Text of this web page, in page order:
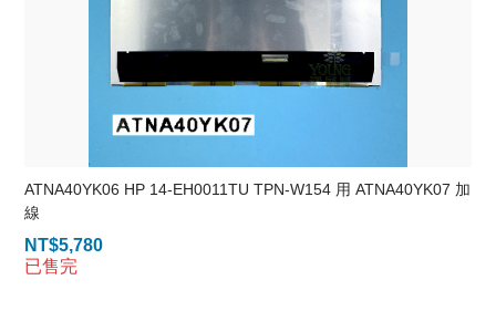
ATNA40YK06 HP 14-EH0011TU TPN-W154 用 ATNA40YK07 加
線
NT$5,780
已售完